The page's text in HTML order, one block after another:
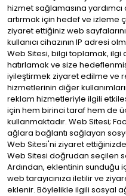
hizmet sağlamasına
artırmak için hedef ve izleme
ziyaret ettiğiniz web
kullanıcı cihazının IP adresi
Web Sitesi, bilgi toplamak, ilgi
hatırlamak ve size
iyileştirmek ziyaret edilme ve
hizmetlerinin diğer
reklam hizmetleriyle ilgili
için hem birinci taraf hem de
kullanmaktadır. Web Sitesi;
ağlara bağlantı sağlayan
Web Sitesi'ni ziyaret
Web Sitesi doğrudan seçilen
Ardından, eklentinin
web tarayıcınıza iletilir ve
eklenir. Böylelikle ilgili sosyal